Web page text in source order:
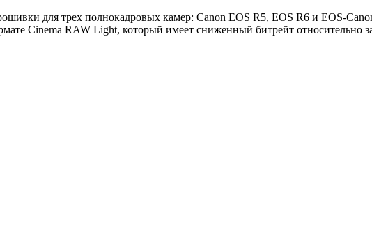
для трех полнокадровых камер: Canon EOS R5, EOS R6 и EOS-
Cinema RAW Light, который имеет сниженный битрейт относительно